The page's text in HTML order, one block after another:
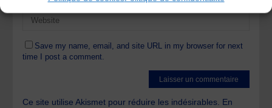
Save my name, email, and site URL in my browser for next
time I post a comment.
Ce site utilise Akismet pour réduire les indésirables. En